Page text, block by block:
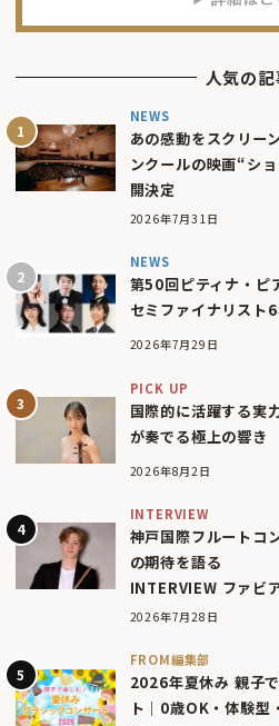
人気の記
NEWS
あの感動をスクリー
ンクールの映画“シ
開決定
2026年7月31日
NEWS
第50回ピティナ・ピ
セミファイナリスト
2026年7月29日
PICK UP
国際的に活躍する実
が奏でる極上の響き
2026年8月2日
INTERVIEW
神戸国際フルートコ
の期待を語る
INTERVIEW ファビ
2026年7月28日
FROM編集部
2026年夏休み 親子
ト｜0歳OK・体験型